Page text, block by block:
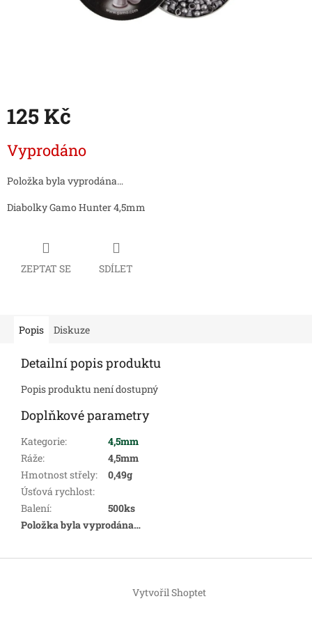
125 Kč
cena:
Vyprodáno
Položka byla vyprodána…
Diabolky Gamo Hunter 4,5mm
ZEPTAT SE SDÍLET
Popis Diskuze
Detailní popis produktu
Popis produktu není dostupný
Doplňkové parametry
Kategorie:
4,5mm
Ráže:
4,5mm
Hmotnost střely:
0,49g
Úsťová rychlost:
Balení:
500ks
Položka byla vyprodána…
Z
Vytvořil Shoptet